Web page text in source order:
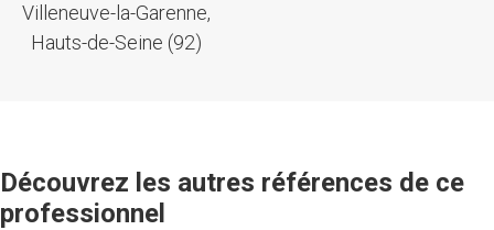
Villeneuve-la-Garenne,
Hauts-de-Seine (92)
Découvrez les autres références de ce
professionnel